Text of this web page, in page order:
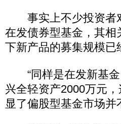
事实上不少投资者
在发债券型基金，其
下新产品的募集规模已
“同样是在发新基金
兴全轻资产2000万元
显了偏股型基金市场并